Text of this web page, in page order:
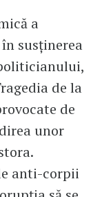
a
susținerea
de la
de
unor
anti-corpii